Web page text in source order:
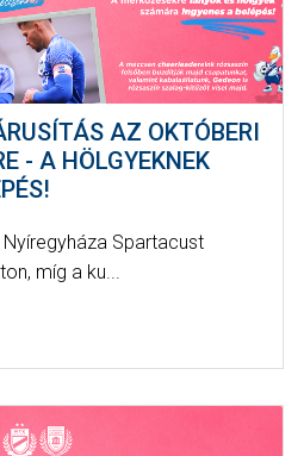
AZ OKTÓBERI
- A HÖLGYEKNEK
Spartacust
míg a ku...